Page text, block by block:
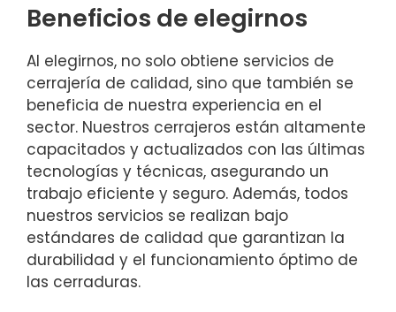
Beneficios de elegirnos
Al elegirnos, no solo obtiene servicios de
cerrajería de calidad, sino que también se
beneficia de nuestra experiencia en el
sector. Nuestros cerrajeros están altamente
capacitados y actualizados con las últimas
tecnologías y técnicas, asegurando un
trabajo eficiente y seguro. Además, todos
nuestros servicios se realizan bajo
estándares de calidad que garantizan la
durabilidad y el funcionamiento óptimo de
las cerraduras.